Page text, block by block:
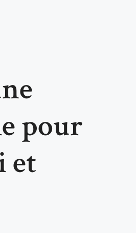
pour
et